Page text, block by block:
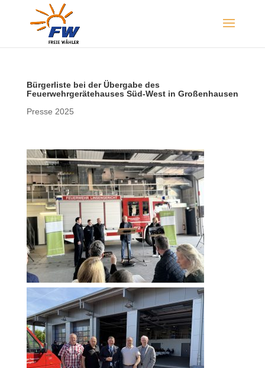
Bürgerliste bei der Übergabe des
Feuerwehrgerätehauses Süd-West in Großenhausen
Presse 2025